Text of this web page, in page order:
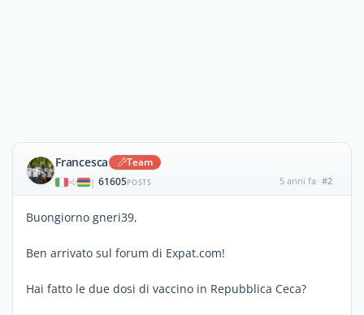
Francesca Team
| 61605POSTS 5 anni fa #2
Buongiorno gneri39,
Ben arrivato sul forum di Expat.com!
Hai fatto le due dosi di vaccino in Repubblica Ceca?